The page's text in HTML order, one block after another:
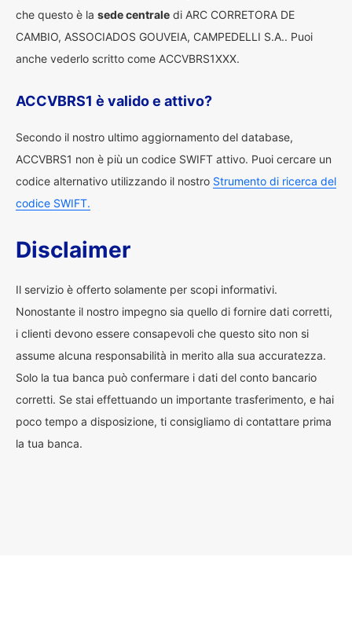
che questo è la sede centrale di ARC CORRETORA DE
CAMBIO, ASSOCIADOS GOUVEIA, CAMPEDELLI S.A.. Puoi
anche vederlo scritto come ACCVBRS1XXX.
ACCVBRS1 è valido e attivo?
Secondo il nostro ultimo aggiornamento del database,
ACCVBRS1 non è più un codice SWIFT attivo. Puoi cercare un
codice alternativo utilizzando il nostro Strumento di ricerca del
codice SWIFT.
Disclaimer
Il servizio è offerto solamente per scopi informativi.
Nonostante il nostro impegno sia quello di fornire dati corretti,
i clienti devono essere consapevoli che questo sito non si
assume alcuna responsabilità in merito alla sua accuratezza.
Solo la tua banca può confermare i dati del conto bancario
corretti. Se stai effettuando un importante trasferimento, e hai
poco tempo a disposizione, ti consigliamo di contattare prima
la tua banca.